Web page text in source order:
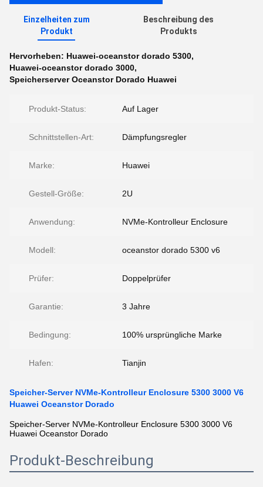
Einzelheiten zum
Produkt
Beschreibung des
Produkts
Hervorheben: Huawei-oceanstor dorado 5300,
Huawei-oceanstor dorado 3000,
Speicherserver Oceanstor Dorado Huawei
Produkt-Status: Auf Lager
Schnittstellen-Art: Dämpfungsregler
Marke: Huawei
Gestell-Größe: 2U
Anwendung: NVMe-Kontrolleur Enclosure
Modell: oceanstor dorado 5300 v6
Prüfer: Doppelprüfer
Garantie: 3 Jahre
Bedingung: 100% ursprüngliche Marke
Hafen: Tianjin
Speicher-Server NVMe-Kontrolleur Enclosure 5300 3000 V6
Huawei Oceanstor Dorado
Speicher-Server NVMe-Kontrolleur Enclosure 5300 3000 V6
Huawei Oceanstor Dorado
Produkt-Beschreibung